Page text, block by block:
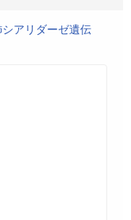
アリダーゼ遺伝